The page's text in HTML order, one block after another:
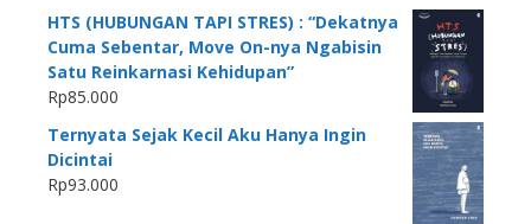
HTS (HUBUNGAN TAPI STRES) : “Dekatnya
Cuma Sebentar, Move On-nya Ngabisin
Satu Reinkarnasi Kehidupan”
Rp85.000
Ternyata Sejak Kecil Aku Hanya Ingin
Dicintai
Rp93.000